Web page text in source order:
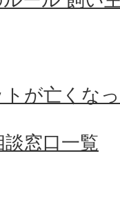
が亡くな
窓口一覧